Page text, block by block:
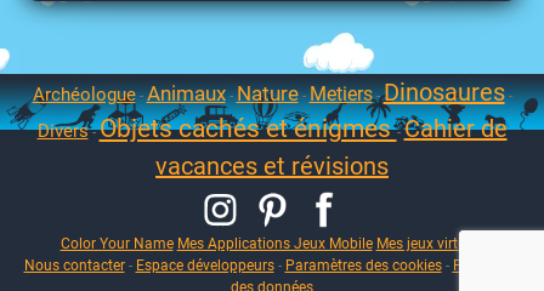
Archéologue-Animaux-Nature-Metiers-Dinosaures-
Divers-Objets cachés et énigmes-Cahier de
vacances et révisions
Color Your Name Mes Applications Jeux Mobile Mes jeux virtuels
Nous contacter- Espace développeurs- Paramètres des cookies- Protection
des données